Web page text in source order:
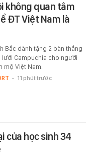
không quan tâm
ĐT Việt Nam là
Bắc dành tặng 2 bàn thắng
lưới Campuchia cho người
mộ Việt Nam.
- 11 phút trước
của học sinh 34